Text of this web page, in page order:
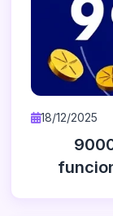
18/12/2025